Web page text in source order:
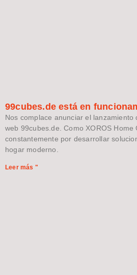
99cubes.de está en
Nos complace anunciar el lanzamiento
web 99cubes.de. Como XOROS Home
constantemente por desarrollar
hogar moderno.
Leer más "